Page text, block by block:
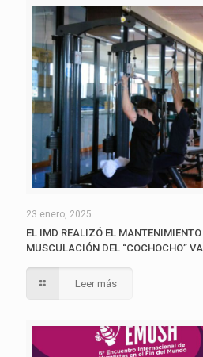
23 enero, 2025
EL IMD REALIZÓ EL
MUSCULACIÓN DEL “COCHOCHO”
Leer más